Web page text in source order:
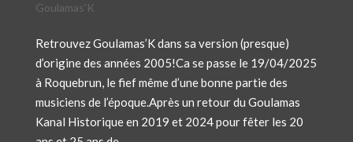
Goulamas'K
Retrouvez Goulamas’K dans sa version (presque)
d’origine des années 2005!Ca se passe le 19/04/2025
à Roquebrun, le fief même d’une bonne partie des
musiciens de l’époque.Après un retour du Goulamas
Kanal Historique en 2019 et 2024 pour fêter les 20